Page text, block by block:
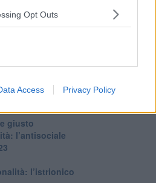
Opt Outs
Access Privacy Policy
il narcisista
giusto
l’antisociale
l’istrionico